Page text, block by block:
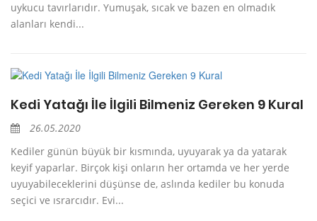
uykucu tavırlarıdır. Yumuşak, sıcak ve bazen en olmadık
alanları kendi...
Kedi Yatağı İle İlgili Bilmeniz Gereken 9 Kural
26.05.2020
Kediler günün büyük bir kısmında, uyuyarak ya da yatarak
keyif yaparlar. Birçok kişi onların her ortamda ve her yerde
uyuyabileceklerini düşünse de, aslında kediler bu konuda
seçici ve ısrarcıdır. Evi...